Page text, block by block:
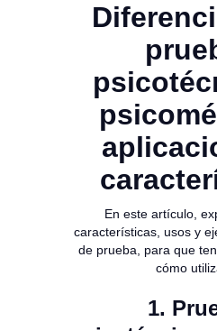
En este artículo,
características, usos y
de prueba, para que
cómo
1.